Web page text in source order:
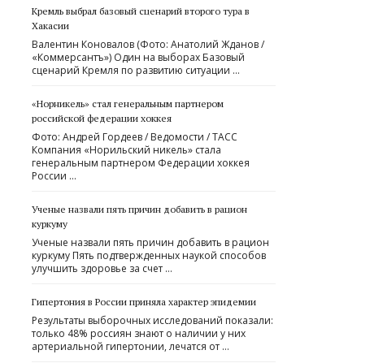
Кремль выбрал базовый сценарий второго тура в
Хакасии
Валентин Коновалов (Фото: Анатолий Жданов /
«Коммерсантъ») Один на выборах Базовый
сценарий Кремля по развитию ситуации …
«Норникель» стал генеральным партнером
российской федерации хоккея
Фото: Андрей Гордеев / Ведомости / ТАСС
Компания «Норильский никель» стала
генеральным партнером Федерации хоккея
России …
Ученые назвали пять причин добавить в рацион
куркуму
Ученые назвали пять причин добавить в рацион
куркуму Пять подтвержденных наукой способов
улучшить здоровье за счет …
Гипертония в России приняла характер эпидемии
Результаты выборочных исследований показали:
только 48% россиян знают о наличии у них
артериальной гипертонии, лечатся от …